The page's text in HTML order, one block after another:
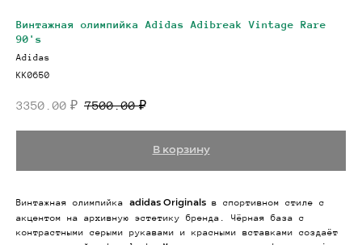
Винтажная олимпийка Adidas Adibreak Vintage Rare
90's
Adidas
KK0650
3350.00 ₽ 7500.00 ₽
В корзину
Винтажная олимпийка adidas Originals в спортивном стиле с
акцентом на архивную эстетику бренда. Чёрная база с
контрастными серыми рукавами и красными вставками создаёт